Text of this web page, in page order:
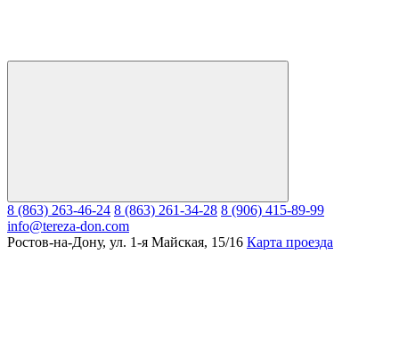
8 (863) 263-46-24 8 (863) 261-34-28 8 (906) 415-89-99
info@tereza-don.com
Ростов-на-Дону, ул. 1-я Майская, 15/16 Карта проезда